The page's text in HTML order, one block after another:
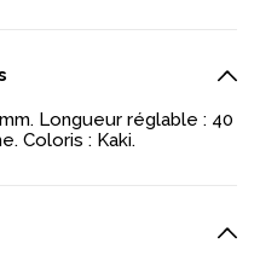
Longueur réglable : 40
Coloris : Kaki.